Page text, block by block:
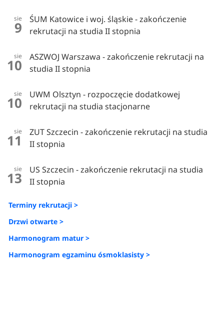
sie
9
ŚUM Katowice i woj. śląskie - zakończenie
rekrutacji na studia II stopnia
sie
10
ASZWOJ Warszawa - zakończenie rekrutacji na
studia II stopnia
sie
10
UWM Olsztyn - rozpoczęcie dodatkowej
rekrutacji na studia stacjonarne
sie
11
ZUT Szczecin - zakończenie rekrutacji na studia
II stopnia
sie
13
US Szczecin - zakończenie rekrutacji na studia
II stopnia
Terminy rekrutacji >
Drzwi otwarte >
Harmonogram matur >
Harmonogram egzaminu ósmoklasisty >